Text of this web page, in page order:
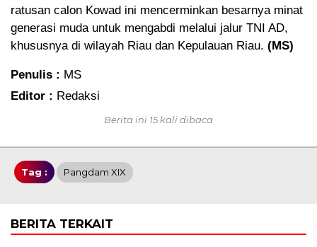
ratusan calon Kowad ini mencerminkan besarnya minat
generasi muda untuk mengabdi melalui jalur TNI AD,
khususnya di wilayah Riau dan Kepulauan Riau. (MS)
Penulis : MS
Editor : Redaksi
Berita ini 15 kali dibaca
Tag : Pangdam XIX
BERITA TERKAIT